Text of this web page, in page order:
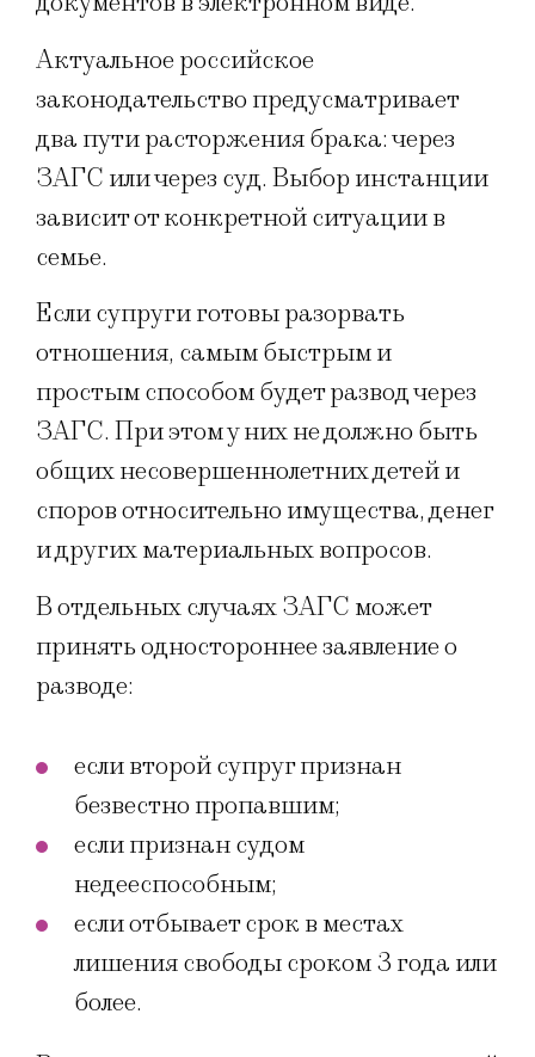
Актуальное российское
законодательство предусматривает
два пути расторжения брака: через
ЗАГС или через суд. Выбор инстанции
зависит от конкретной ситуации в
семье.
Если супруги готовы разорвать
отношения, самым быстрым и
простым способом будет развод через
ЗАГС. При этом у них не должно быть
общих несовершеннолетних детей и
споров относительно имущества, денег
и других материальных вопросов.
В отдельных случаях ЗАГС может
принять одностороннее заявление о
разводе:
если второй супруг признан
безвестно пропавшим;
если признан судом
недееспособным;
если отбывает срок в местах
лишения свободы сроком 3 года или
более.